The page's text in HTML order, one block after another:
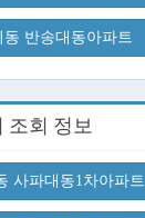
동 반송대동아파트
조회 정보
사파대동1차아파트